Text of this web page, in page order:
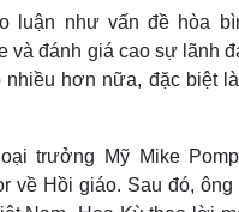
như vấn đề hòa
đánh giá cao sự lãnh
hơn nữa, đặc biệt
trưởng Mỹ Mike
về Hồi giáo. Sau đó,